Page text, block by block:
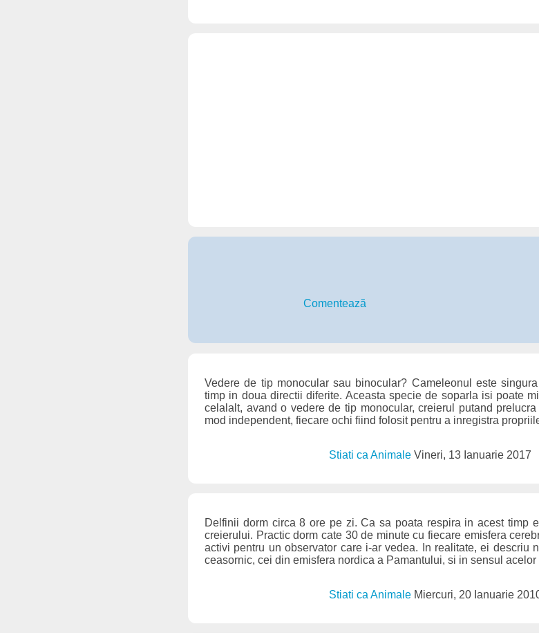
Comentează
Vedere de tip monocular sau binocular? Cameleonul este
timp in doua directii diferite. Aceasta specie de soparla isi poate
celalalt, avand o vedere de tip monocular, creierul putand
mod independent, fiecare ochi fiind folosit pentru a inregistra
Stiati ca AnimaleVineri, 13 Ianuarie 2017
Delfinii dorm circa 8 ore pe zi. Ca sa poata respira in acest timp
creierului. Practic dorm cate 30 de minute cu fiecare emisfera
activi pentru un observator care i-ar vedea. In realitate, ei descriu
ceasornic, cei din emisfera nordica a Pamantului, si in sensul acelor
Stiati ca Animale Miercuri, 20 Ianuarie